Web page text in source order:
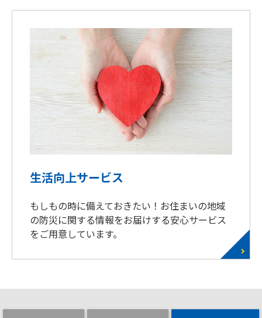
生活向上サービス
もしもの時に備えておきたい！お住まいの地域
の防災に関する情報をお届けする安心サービス
をご用意しています。